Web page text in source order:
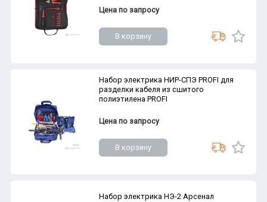
Цена по запросу
В корзину
Набор электрика НИР-СПЭ PROFI для
разделки кабеля из сшитого
полиэтилена PROFI
Цена по запросу
В корзину
Набор электрика НЭ-2 Арсенал